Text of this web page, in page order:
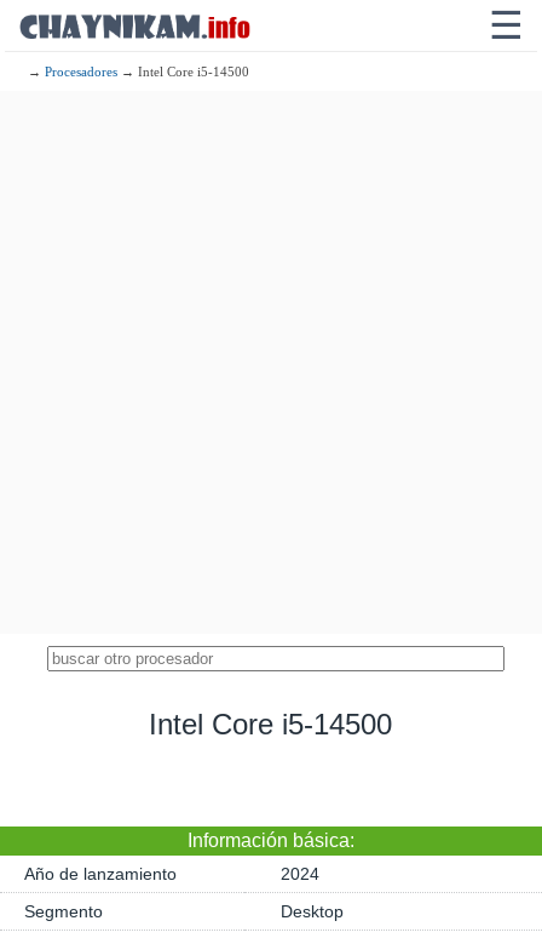
☰
→Procesadores → Intel Core i5-14500
Intel Core i5-14500
Información básica:
Año de lanzamiento
2024
Segmento
Desktop